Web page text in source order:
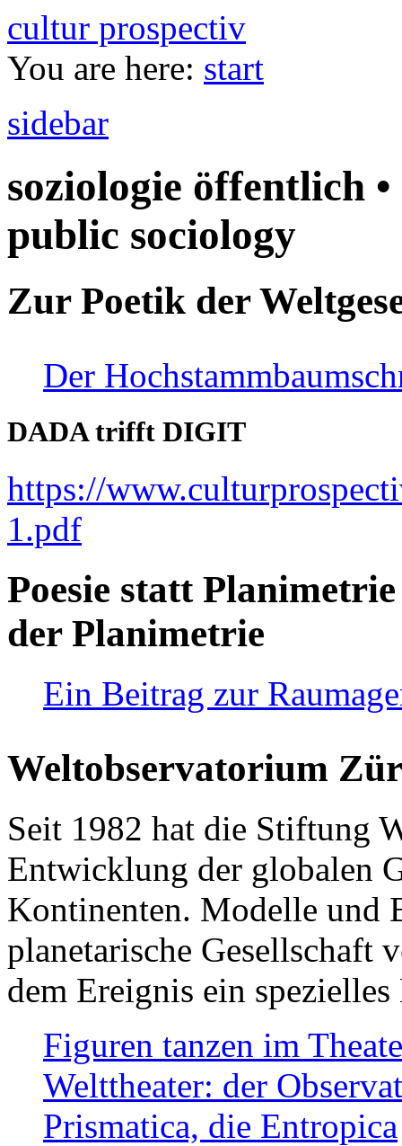
cultur prospectiv
You are here: start
sidebar
soziologie öffentlich
public sociology
Zur Poetik der
Der
DADA trifft DIGIT
https://
1.pdf
Poesie statt
der Planimetrie
Ein Beitrag zur
Weltobservatorium
Seit 1982 hat die Stiftung
Entwicklung der globalen
Kontinenten. Modelle und
planetarische Gesellschaft
dem Ereignis ein
Figuren tanzen im
Welttheater: der
Prismatica, die Entropica